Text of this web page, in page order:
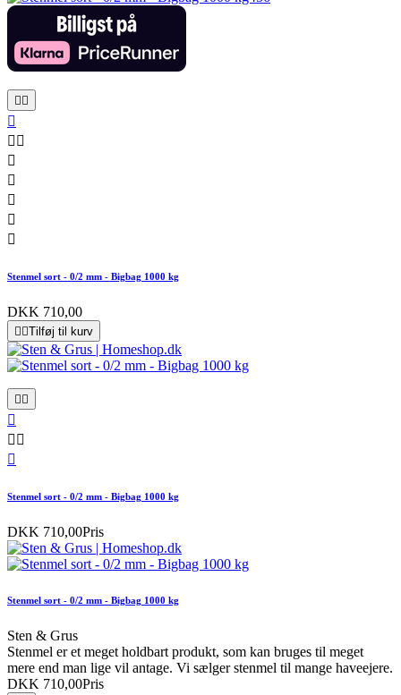
 

 





Stenmel sort - 0/2 mm - Bigbag 1000 kg
DKK 710,00
 Tilføj til kurv
 

 

Stenmel sort - 0/2 mm - Bigbag 1000 kg
DKK 710,00Pris
Stenmel sort - 0/2 mm - Bigbag 1000 kg
Sten & Grus
Stenmel er et meget holdbart produkt, som kan bruges til meget
mere end man lige vil antage. Vi sælger stenmel til mange haveejere.
DKK 710,00Pris